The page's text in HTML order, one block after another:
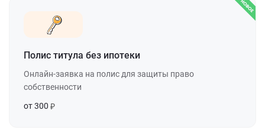
Полис титула без ипотеки
Онлайн-заявка на полис для защиты право
собственности
от 300